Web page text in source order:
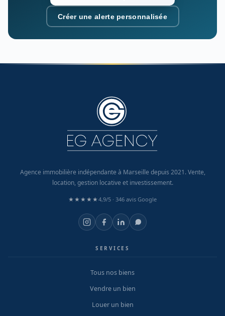
Créer une alerte personnalisée
Agence immobilière indépendante à Marseille depuis 2021. Vente,
location, gestion locative et investissement.
★★★★★4,9/5 · 346 avis Google
SERVICES
Tous nos biens
Vendre un bien
Louer un bien